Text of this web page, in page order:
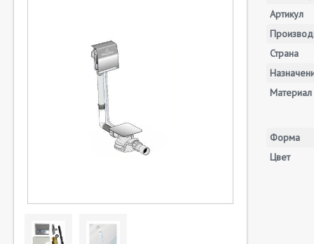
Артикул
Страна
Материал
Форма
Цвет